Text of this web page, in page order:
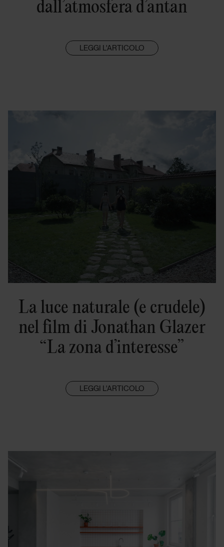
dall’atmosfera d’antan
LEGGI L'ARTICOLO
La luce naturale (e crudele)
nel film di Jonathan Glazer
“La zona d’interesse”
LEGGI L'ARTICOLO